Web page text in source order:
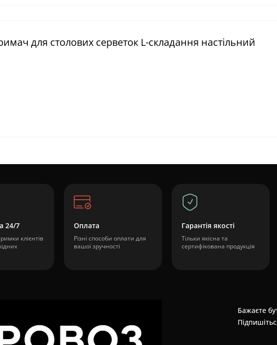
для столових серветок L-складання настільний
24/7
клієнтів
Оплата
Різні способи оплати для
вашої зручності
Гарантія якості
Тільки якісна та
сертифікована продукція
Бажаєте